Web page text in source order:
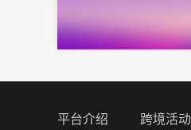
平台介绍 跨境活动